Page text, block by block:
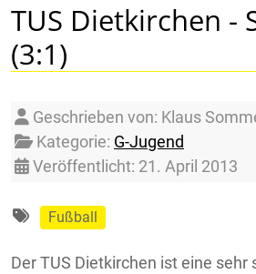
TUS Dietkirchen -
(3:1)
Details
Geschrieben von: Klaus
Kategorie: G-Jugend
Veröffentlicht: 21. April 2013
Fußball
Der TUS Dietkirchen ist eine sehr